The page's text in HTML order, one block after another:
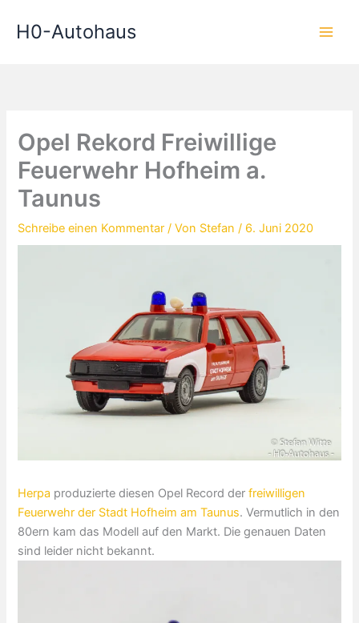
InhaltH0-Autohaus
Opel Rekord Freiwillige
Feuerwehr Hofheim a.
Taunus
Schreibe einen Kommentar / Von Stefan/ 6. Juni 2020
Herpa produzierte diesen Opel Record derfreiwilligen
Feuerwehr der Stadt Hofheim am Taunus. Vermutlich in den
80ern kam das Modell auf den Markt. Die genauen Daten
sind leider nicht bekannt.